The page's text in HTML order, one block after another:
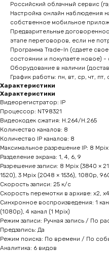
Российский облачный сервис
Настройка онлайн наблюдения
собственное мобильное
Предварительные
этапе переговоров, если не
Программа Trade-In (сдаете
состоянии и покупаете новое) -
Оборудование в наличии
График работы: пн, вт, ср, чт, пт,
Характеристики
Характеристики
Видеорегистратор: IP
Процессор: NT98321
Видеокодек сжатия: H.264/H.265
Количество каналов: 8
Количество IP каналов: 8
Максимальное разрешение IP: 8 Mpix
Разделение экрана: 1, 4, 6, 9
Разрешение записи: 8 Mpix (3840 ×
1520), 3 Mpix (2048 × 1536), 1080p,
Скорость записи: 25 к/с
Скорость перемотки в архиве: x2,
Синхронное воспроизведения: 1
(1080p), 4 канал (1 Mpix)
Режим записи: Ручная запись / По
Предзапись: Да
Режим поиска: По времени / По
Аналитика: 6 видов